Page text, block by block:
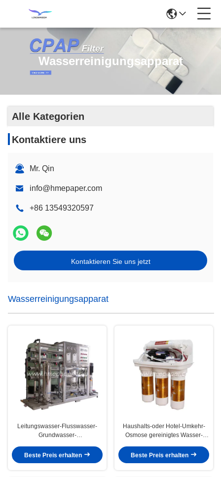
Wasserreinigungsapparat
Alle Kategorien
Kontaktiere uns
Mr. Qin
info@hmepaper.com
+86 13549320597
Kontaktieren Sie uns jetzt
Wasserreinigungsapparat
Leitungswasser-Flusswasser-
Grundwasser-
Maschine für Lebensmittelladen
Beste Preis erhalten
Haushalts-oder Hotel-Umkehr-
Osmose gereinigtes Wasser-
Beste Preis erhalten